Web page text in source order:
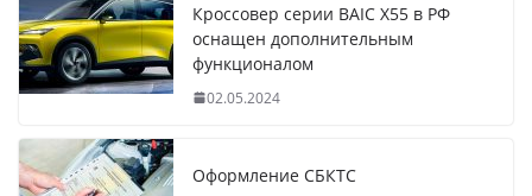
Кроссовер серии BAIC X55 в РФ
оснащен дополнительным
функционалом
02.05.2024
Оформление СБКТС